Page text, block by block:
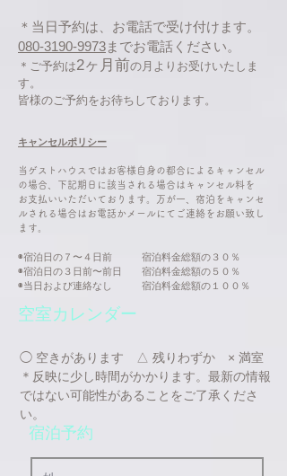
＊当日予約は、お電話で受け付けます。
080-3190-9973までお電話ください。
＊ご予約は2ヶ月前の月よりお受けいたしま
す。
​皆様のご予約をお待ちしております。
キャンセルポリシー
当ゲストハウスではお客様自身の都合によるキャンセル
の場合、下記期日に該当される場合はキャンセル料を
お支払いいただいております。​万が一、宿泊をキャンセ
ルされる場合はお電話かメールにてご連絡をお願い致し
ます。
◉宿泊日の７〜４日前 宿泊料金総額の３０％
◉宿泊日の３日前〜前日 宿泊料金総額の５０％
◉当日および連絡なし 宿泊料金総額の１００％
​空室カレンダー
宿泊予約
◯ 空きがあります △ 残りわずか × 満室
＊反映に少し時間がかかります。最新の情報
ではない可能性があることをご了承くださ
い。